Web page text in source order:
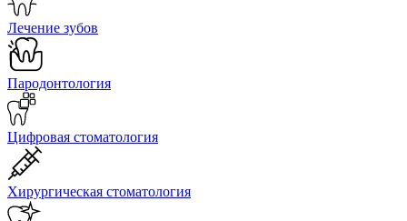
Лечение зубов
Пародонтология
Цифровая стоматология
Хирургическая стоматология